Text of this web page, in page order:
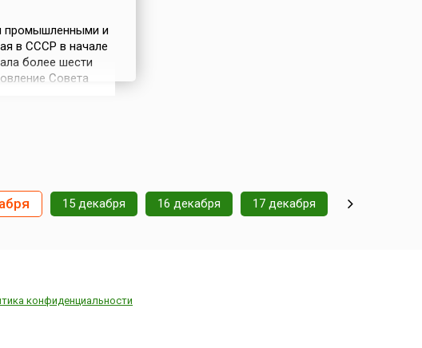
промышленными и
в СССР в начале
более шести
Совета
и
все
15 декабря 16 декабря 17 декабря
конфиденциальности